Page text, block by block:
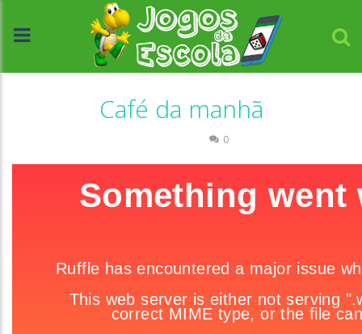
Café da manhã
0